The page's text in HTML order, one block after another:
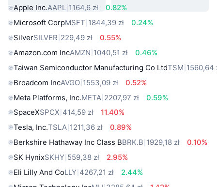
Apple Inc.AAPL 1164,6 zł
0.82%
Microsoft CorpMSFT 1844,39 zł
0.24%
SilverSILVER 229,49 zł
0.55%
Amazon.com IncAMZN 1040,51 zł
0.46%
Taiwan Semiconductor Manufacturing Co LtdTSM 1560,64
Broadcom IncAVGO 1553,09 zł
0.52%
Meta Platforms, Inc.META 2207,97 zł
0.59%
SpaceXSPCX 414,59 zł
11.40%
Tesla, Inc.TSLA 1211,36 zł
0.89%
Berkshire Hathaway Inc Class BBRK.B 1929,18 zł
0.10%
SK HynixSKHY 559,38 zł
2.95%
Eli Lilly And CoLLY 4267,21 zł
2.44%